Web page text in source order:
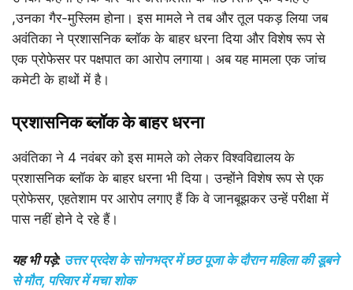
,उनका गैर-मुस्लिम होना। इस मामले ने तब और तूल पकड़ लिया जब
अवंतिका ने प्रशासनिक ब्लॉक के बाहर धरना दिया और विशेष रूप से
एक प्रोफेसर पर पक्षपात का आरोप लगाया। अब यह मामला एक जांच
कमेटी के हाथों में है।
प्रशासनिक ब्लॉक के बाहर धरना
अवंतिका ने 4 नवंबर को इस मामले को लेकर विश्वविद्यालय के
प्रशासनिक ब्लॉक के बाहर धरना भी दिया। उन्होंने विशेष रूप से एक
प्रोफेसर, एहतेशाम पर आरोप लगाए हैं कि वे जानबूझकर उन्हें परीक्षा में
पास नहीं होने दे रहे हैं।
यह भी पड़े: उत्तर प्रदेश के सोनभद्र में छठ पूजा के दौरान महिला की डूबने
से मौत, परिवार में मचा शोक